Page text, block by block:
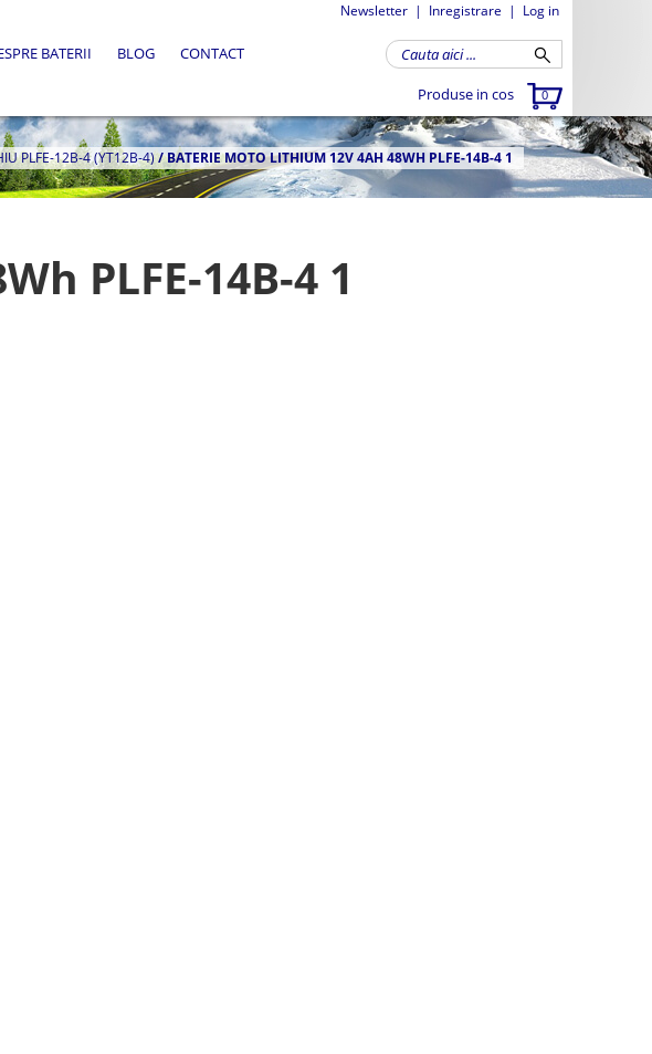
Newsletter | Inregistrare | Log in
Produse in cos 0
BATERII BLOG CONTACT
PLFE-12B-4 (YT12B-4)/BATERIE MOTO LITHIUM 12V 4AH 48WH PLFE-14B-4 1
PLFE-14B-4 1